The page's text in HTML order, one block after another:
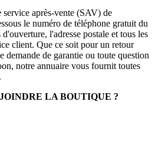
service après-vente (SAV) de
le numéro de téléphone gratuit du
l'adresse postale et tous les
client. Que ce soit pour un retour
demande de garantie ou toute question
notre annuaire vous fournit toutes
LA BOUTIQUE ?